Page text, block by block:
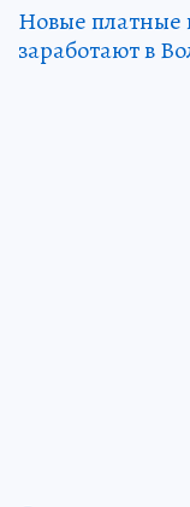
Новые платные
заработают в